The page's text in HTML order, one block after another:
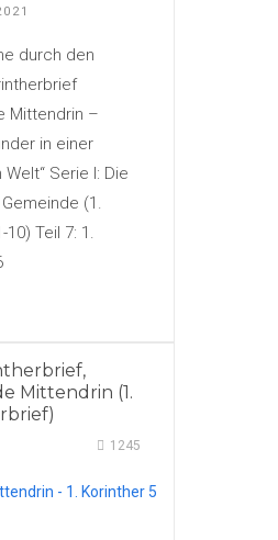
durch den
Mittendrin –
in einer
Serie I: Die
(1.
10) Teil 7: 1.
,
Mittendrin (1.
1245